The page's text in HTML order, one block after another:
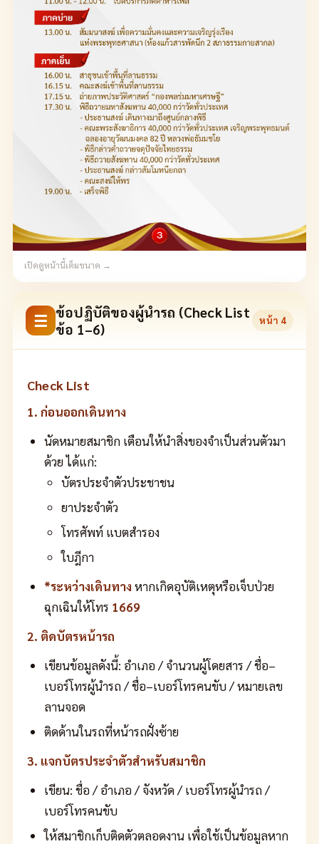
เปิดดูหน้านี้เต็มขนาด →
☰ ข้อปฏิบัติของผู้นำรถ (Check List
ข้อ 1–6)
หน้า 4
Check List
1. ก่อนออกเดินทาง
นัดหมายสมาชิก เตือนให้นำสิ่งของจำเป็นส่วนตัวมา
ด้วย ได้แก่:
บัตรประจำตัวประชาชน
ยาประจำตัว
โทรศัพท์ แบตสำรอง
ใบฎีกา
*ระหว่างเดินทางหากเกิดอุบัติเหตุหรือเจ็บป่วย
ฉุกเฉินให้โทร 1669
2. ติดบัตรหน้ารถ
เขียนข้อมูลดังนี้: อำเภอ / จำนวนผู้โดยสาร / ชื่อ–
เบอร์โทรผู้นำรถ / ชื่อ–เบอร์โทรคนขับ / หมายเลข
ลานจอด
ติดด้านในรถที่หน้ารถฝั่งซ้าย
3. แจกบัตรประจำตัวสำหรับสมาชิก
เขียน: ชื่อ / อำเภอ / จังหวัด / เบอร์โทรผู้นำรถ /
เบอร์โทรคนขับ
ให้สมาชิกเก็บติดตัวตลอดงาน เพื่อใช้เป็นข้อมูลหาก